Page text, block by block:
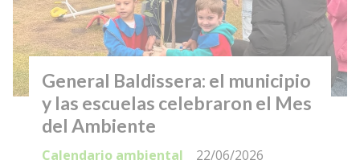
General Baldissera: el municipio
y las escuelas celebraron el Mes
del Ambiente
Calendario ambiental 22/06/2026